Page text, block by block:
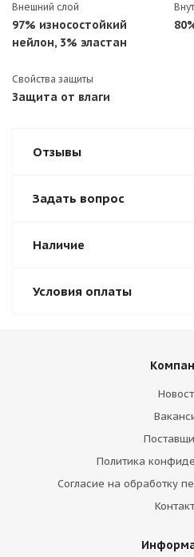
Внешний слой
97% износостойкий
нейлон, 3% эластан
Свойства защиты
Защита от влаги
Отзывы
Задать вопрос
Наличие
Условия оплаты
Политика
Согласие на обработку